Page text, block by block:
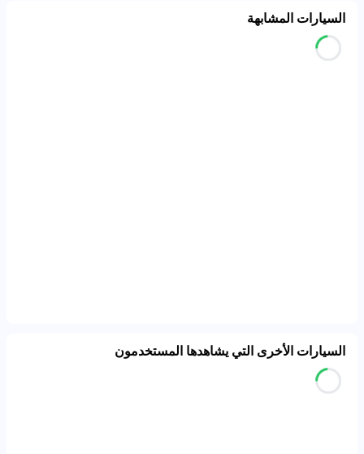
السيارات المشابهة
السيارات الأخرى التي يشاهدها المستخدمون